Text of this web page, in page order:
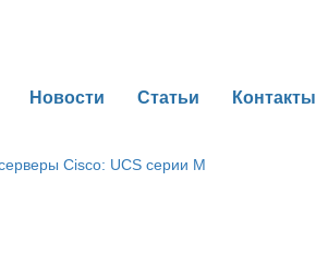
Новости Статьи Контакты